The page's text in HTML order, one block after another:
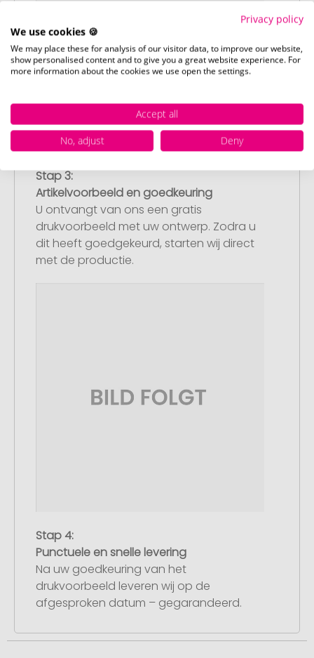
Stap 3:
Artikelvoorbeeld en goedkeuring
U ontvangt van ons een gratis
drukvoorbeeld met uw ontwerp. Zodra u
dit heeft goedgekeurd, starten wij direct
met de productie.
Stap 4:
Punctuele en snelle levering
Na uw goedkeuring van het
drukvoorbeeld leveren wij op de
afgesproken datum – gegarandeerd.
Privacy policy
We use cookies 🍪
We may place these for analysis of our visitor data, to improve our website,
show personalised content and to give you a great website experience. For
more information about the cookies we use open the settings.
Accept all
No, adjust
Deny